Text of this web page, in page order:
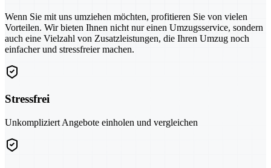
Wenn Sie mit uns umziehen möchten, profitieren Sie von vielen
Vorteilen. Wir bieten Ihnen nicht nur einen Umzugsservice, sondern
auch eine Vielzahl von Zusatzleistungen, die Ihren Umzug noch
einfacher und stressfreier machen.
Stressfrei
Unkompliziert Angebote einholen und vergleichen